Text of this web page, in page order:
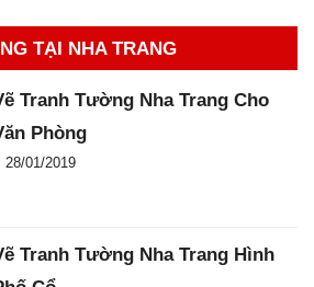
TẠI NHA TRANG
Tranh Tường Nha Trang Cho
Phòng
Đăng ngày
28/01/2019
Tranh Tường Nha Trang Hình